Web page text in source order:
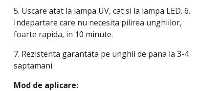
5. Uscare atat la lampa UV, cat si la lampa LED. 6.
Indepartare care nu necesita pilirea unghiilor,
foarte rapida, in 10 minute.
7. Rezistenta garantata pe unghii de pana la 3-4
saptamani.
Mod de aplicare: